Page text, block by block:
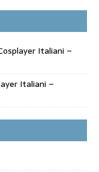
Italiani –
Italiani –